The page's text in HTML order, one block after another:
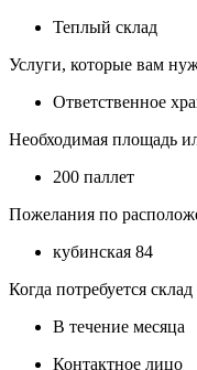
Теплый склад
Услуги, которые вам
Ответственное
Необходимая площадь
200 паллет
Пожелания по
кубинская 84
Когда потребуется склад
В течение месяца
Контактное лицо